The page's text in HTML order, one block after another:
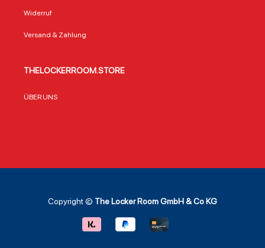
Widerruf
Versand & Zahlung
THELOCKERROOM.STORE
ÜBER UNS
Copyright © The Locker Room GmbH & Co KG